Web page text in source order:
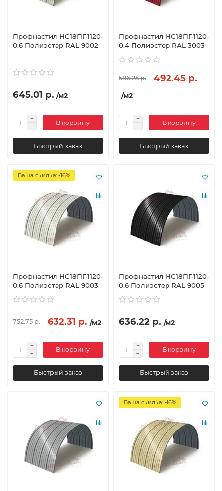
Профнастил НС18ПГ-1120-
0.6 Полиэстер RAL 9002
645.01 р. /м2
В корзину
Быстрый заказ
Профнастил НС18ПГ-1120-
0.4 Полиэстер RAL 3003
586.25 р. 492.45 р.
/м2
В корзину
Быстрый заказ
Ваша скидка: -16%
Профнастил НС18ПГ-1120-
0.6 Полиэстер RAL 9003
752.75 р. 632.31 р. /м2
В корзину
Быстрый заказ
Профнастил НС18ПГ-1120-
0.6 Полиэстер RAL 9005
636.22 р. /м2
В корзину
Быстрый заказ
Ваша скидка: -16%